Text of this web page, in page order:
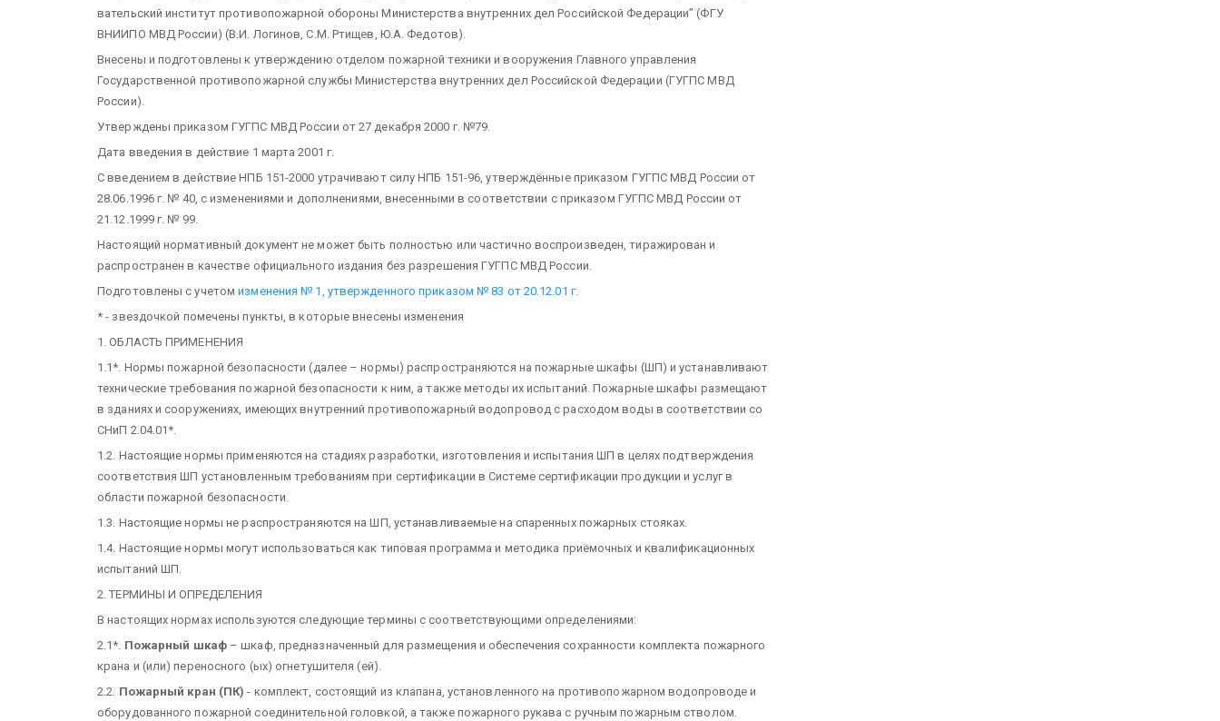
вательский институт противопожарной обороны Министерства внутренних дел Российской Федерации” (ФГУ
ВНИИПО МВД России) (В.И. Логинов, С.М. Ртищев, Ю.А. Федотов).
Внесены и подготовлены к утверждению отделом пожарной техники и вооружения Главного управления
Государственной противопожарной службы Министерства внутренних дел Российской Федерации (ГУГПС МВД
России).
Утверждены приказом ГУГПС МВД России от 27 декабря 2000 г. №79.
Дата введения в действие 1 марта 2001 г.
С введением в действие НПБ 151-2000 утрачивают силу НПБ 151-96, утверждённые приказом ГУГПС МВД России от
28.06.1996 г. № 40, с изменениями и дополнениями, внесенными в соответствии с приказом ГУГПС МВД России от
21.12.1999 г. № 99.
Настоящий нормативный документ не может быть полностью или частично воспроизведен, тиражирован и
распространен в качестве официального издания без разрешения ГУГПС МВД России.
Подготовлены с учетомизменения № 1, утвержденного приказом № 83 от 20.12.01 г.
* - звездочкой помечены пункты, в которые внесены изменения
1. ОБЛАСТЬ ПРИМЕНЕНИЯ
1.1*. Нормы пожарной безопасности (далее – нормы) распространяются на пожарные шкафы (ШП) и устанавливают
технические требования пожарной безопасности к ним, а также методы их испытаний. Пожарные шкафы размещают
в зданиях и сооружениях, имеющих внутренний противопожарный водопровод с расходом воды в соответствии со
СНиП 2.04.01*.
1.2. Настоящие нормы применяются на стадиях разработки, изготовления и испытания ШП в целях подтверждения
соответствия ШП установленным требованиям при сертификации в Системе сертификации продукции и услуг в
области пожарной безопасности.
1.3. Настоящие нормы не распространяются на ШП, устанавливаемые на спаренных пожарных стояках.
1.4. Настоящие нормы могут использоваться как типовая программа и методика приёмочных и квалификационных
испытаний ШП.
2. ТЕРМИНЫ И ОПРЕДЕЛЕНИЯ
В настоящих нормах используются следующие термины с соответствующими определениями:
2.1*. Пожарный шкаф– шкаф, предназначенный для размещения и обеспечения сохранности комплекта пожарного
крана и (или) переносного (ых) огнетушителя (ей).
2.2. Пожарный кран (ПК) - комплект, состоящий из клапана, установленного на противопожарном водопроводе и
оборудованного пожарной соединительной головкой, а также пожарного рукава с ручным пожарным стволом.